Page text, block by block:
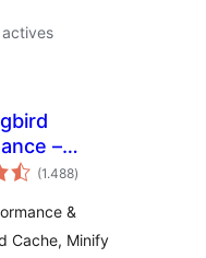
actives
–
Page
Vitals
|
(1.488puntuacions
totals
)
&
Cache, Minify